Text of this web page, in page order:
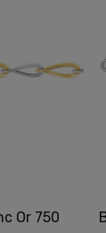
Or 750